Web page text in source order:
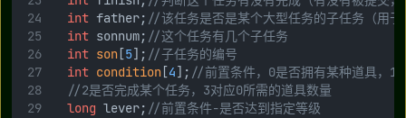
int father; //该任务是否是某个大型任务的子任务（用
int sonnum; //这个任务有几个子任务
int son[5]; //子任务的编号
int condition[4]; //前置条件，0是否拥有某种道具，1
//2是否完成某个任务，3对应0所需的道具数量
long lever; //前置条件-是否达到指定等级